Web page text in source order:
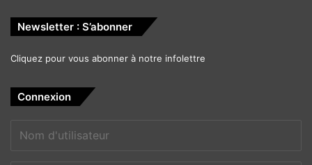
Newsletter : S’abonner
Cliquez pour vous abonner à notre infolettre
Connexion